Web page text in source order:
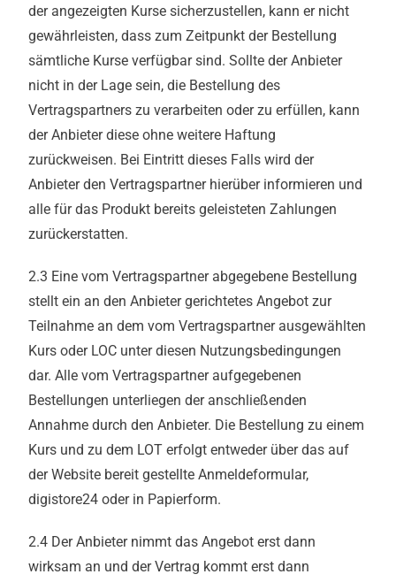
der angezeigten Kurse sicherzustellen, kann er nicht
gewährleisten, dass zum Zeitpunkt der Bestellung
sämtliche Kurse verfügbar sind. Sollte der Anbieter
nicht in der Lage sein, die Bestellung des
Vertragspartners zu verarbeiten oder zu erfüllen, kann
der Anbieter diese ohne weitere Haftung
zurückweisen. Bei Eintritt dieses Falls wird der
Anbieter den Vertragspartner hierüber informieren und
alle für das Produkt bereits geleisteten Zahlungen
zurückerstatten.
2.3 Eine vom Vertragspartner abgegebene Bestellung
stellt ein an den Anbieter gerichtetes Angebot zur
Teilnahme an dem vom Vertragspartner ausgewählten
Kurs oder LOC unter diesen Nutzungsbedingungen
dar. Alle vom Vertragspartner aufgegebenen
Bestellungen unterliegen der anschließenden
Annahme durch den Anbieter. Die Bestellung zu einem
Kurs und zu dem LOT erfolgt entweder über das auf
der Website bereit gestellte Anmeldeformular,
digistore24 oder in Papierform.
2.4 Der Anbieter nimmt das Angebot erst dann
wirksam an und der Vertrag kommt erst dann